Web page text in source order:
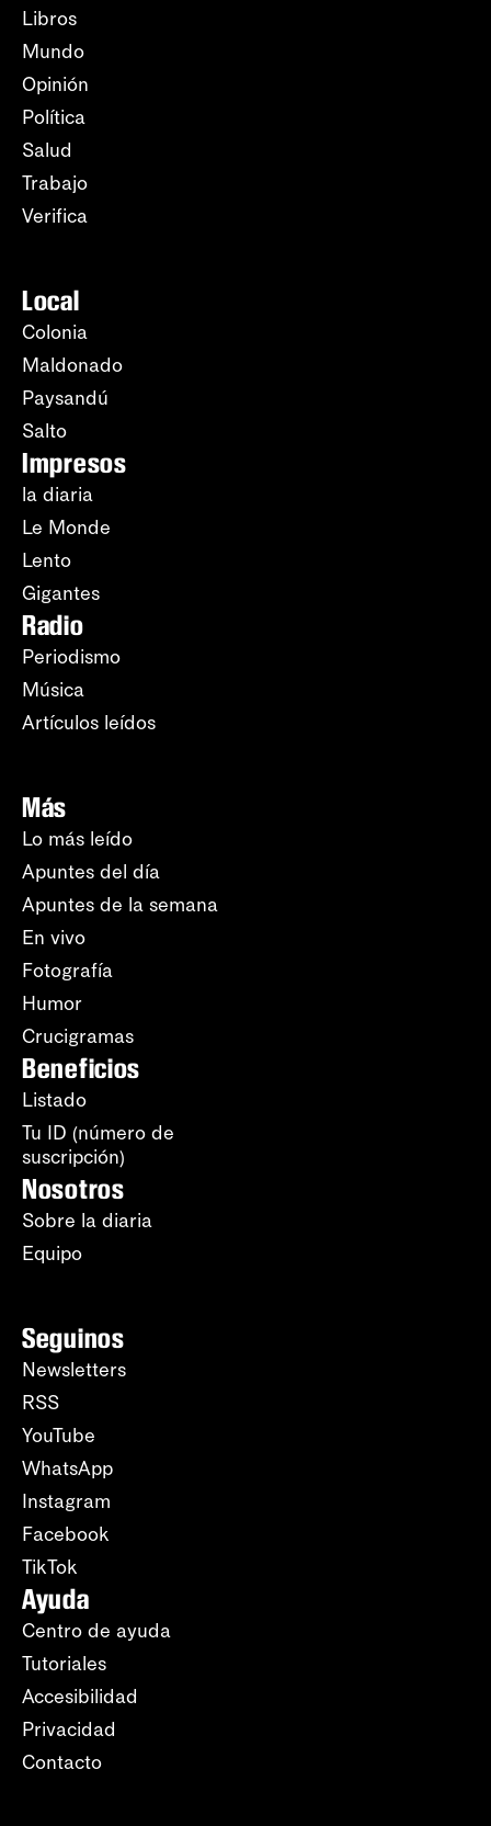
Libros
Mundo
Opinión
Política
Salud
Trabajo
Verifica
Local
Colonia
Maldonado
Paysandú
Salto
Impresos
la diaria
Le Monde
Lento
Gigantes
Radio
Periodismo
Música
Artículos leídos
Más
Lo más leído
Apuntes del día
Apuntes de la semana
En vivo
Fotografía
Humor
Crucigramas
Beneficios
Listado
Tu ID (número de
suscripción)
Nosotros
Sobre la diaria
Equipo
Seguinos
Newsletters
RSS
YouTube
WhatsApp
Instagram
Facebook
TikTok
Ayuda
Centro de ayuda
Tutoriales
Accesibilidad
Privacidad
Contacto